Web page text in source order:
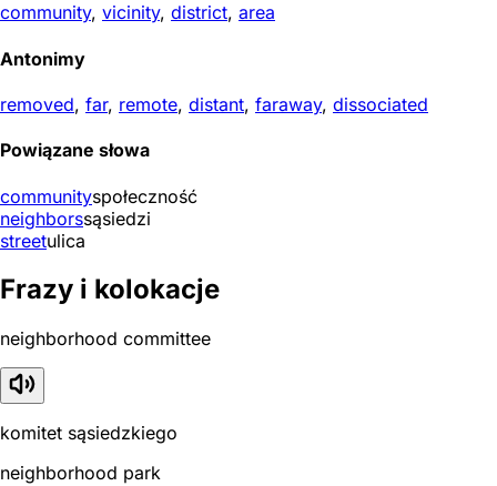
community, vicinity, district, area
Antonimy
removed, far, remote, distant, faraway, dissociated
Powiązane słowa
communityspołeczność
neighborssąsiedzi
streetulica
Frazy i kolokacje
neighborhood committee
komitet sąsiedzkiego
neighborhood park